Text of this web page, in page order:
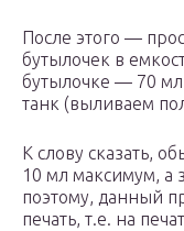
После этого —
бутылочек в
бутылочке — 70
танк (выливаем
К слову сказать,
10 мл максимум, а
поэтому, данный
печать, т.е. на